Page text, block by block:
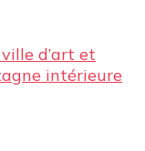
d’art et
intérieure